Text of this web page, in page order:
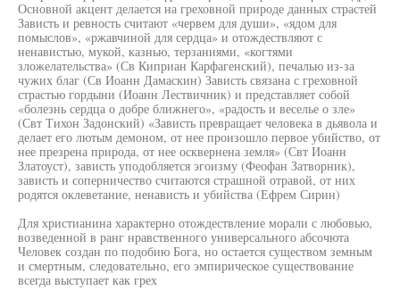
Основной акцент делается на греховной природе данных страстей
Зависть и ревность считают «червем для души», «ядом для
помыслов», «ржавчиной для сердца» и отождествляют с
ненавистью, мукой, казнью, терзаниями, «когтями
зложелательства» (Св Киприан Карфагенский), печалью из-за
чужих благ (Св Иоанн Дамаскин) Зависть связана с греховной
страстью гордыни (Иоанн Лествичник) и представляет собой
«болезнь сердца о добре ближнего», «радость и веселье о зле»
(Свт Тихон Задонский) «Зависть превращает человека в дьявола и
делает его лютым демоном, от нее произошло первое убийство, от
нее презрена природа, от нее осквернена земля» (Свт Иоанн
Златоуст), зависть уподобляется эгоизму (Феофан Затворник),
зависть и соперничество считаются страшной отравой, от них
родятся оклеветание, ненависть и убийства (Ефрем Сирин)
Для христианина характерно отождествление морали с любовью,
возведенной в ранг нравственного универсального абсочюта
Человек создан по подобию Бога, но остается существом земным
и смертным, следовательно, его эмпирическое существование
всегда выступает как грех